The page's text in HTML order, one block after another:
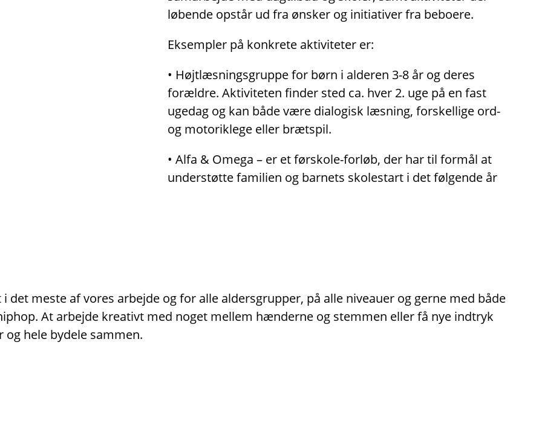
løbende opstår ud fra ønsker og initiativer fra beboere.
Eksempler på konkrete aktiviteter er:
• Højtlæsningsgruppe for børn i alderen 3-8 år og deres
forældre. Aktiviteten finder sted ca. hver 2. uge på en fast
ugedag og kan både være dialogisk læsning, forskellige ord-
og motoriklege eller brætspil.
• Alfa & Omega – er et førskole-forløb, der har til formål at
understøtte familien og barnets skolestart i det følgende år
meste af vores arbejde og for alle aldersgrupper, på alle niveauer og gerne med både
At arbejde kreativt med noget mellem hænderne og stemmen eller få nye indtryk
hele bydele sammen.